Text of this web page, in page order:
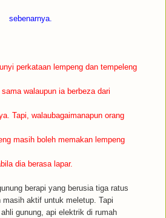
sebenarnya.
perkataan lempeng dan tempeleng
walaupun ia berbeza dari
Tapi, walaubagaimanapun orang
masih boleh memakan lempeng
dia berasa lapar.
berapi yang berusia tiga ratus
masih aktif untuk meletup. Tapi
gunung, api elektrik di rumah